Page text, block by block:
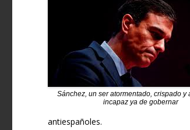
Sánchez, un ser atormentado, crispado y
incapaz ya de gobernar
antiespañoles.